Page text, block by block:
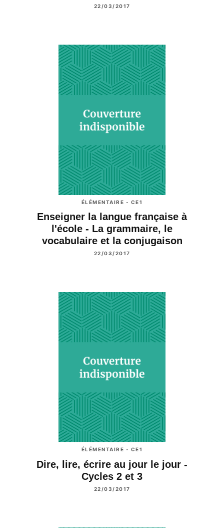
22/03/2017
ÉLÉMENTAIRE - CE1
Enseigner la langue française à
l'école - La grammaire, le
vocabulaire et la conjugaison
22/03/2017
ÉLÉMENTAIRE - CE1
Dire, lire, écrire au jour le jour -
Cycles 2 et 3
22/03/2017